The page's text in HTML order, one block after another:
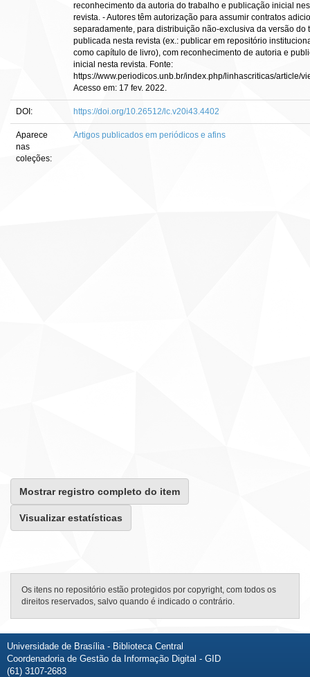
reconhecimento da autoria do trabalho e publicação inicial
revista. - Autores têm autorização para assumir contratos
separadamente, para distribuição não-exclusiva da versão do
publicada nesta revista (ex.: publicar em repositório
como capítulo de livro), com reconhecimento de autoria e
inicial nesta revista. Fonte:
https://www.periodicos.unb.br/index.php/linhascriticas/article/
Acesso em: 17 fev. 2022.
DOI: https://doi.org/10.26512/lc.v20i43.4402
Aparece
nas
coleções:
Artigos publicados em periódicos e afins
Mostrar registro completo do item
Visualizar estatísticas
Os itens no repositório estão protegidos por copyright, com todos os
direitos reservados, salvo quando é indicado o contrário.
Universidade de Brasília - Biblioteca Central
Coordenadoria de Gestão da Informação Digital - GID
(61) 3107-2683